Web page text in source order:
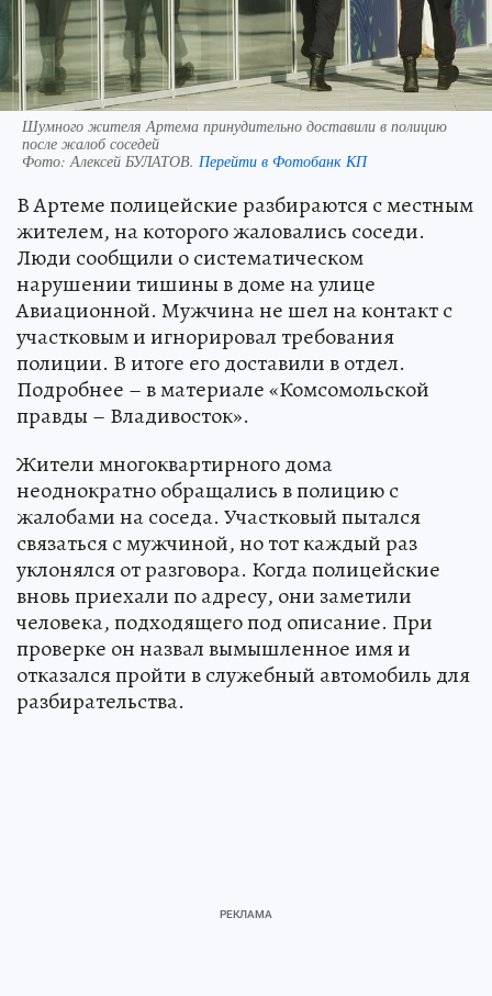
Шумного жителя Артема принудительно доставили в полицию
после жалоб соседей
Фото: Алексей БУЛАТОВ. Перейти в Фотобанк КП
В Артеме полицейские разбираются с местным
жителем, на которого жаловались соседи.
Люди сообщили о систематическом
нарушении тишины в доме на улице
Авиационной. Мужчина не шел на контакт с
участковым и игнорировал требования
полиции. В итоге его доставили в отдел.
Подробнее – в материале «Комсомольской
правды – Владивосток».
Жители многоквартирного дома
неоднократно обращались в полицию с
жалобами на соседа. Участковый пытался
связаться с мужчиной, но тот каждый раз
уклонялся от разговора. Когда полицейские
вновь приехали по адресу, они заметили
человека, подходящего под описание. При
проверке он назвал вымышленное имя и
отказался пройти в служебный автомобиль для
разбирательства.